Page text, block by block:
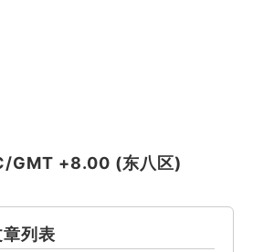
GMT +8.00 (东八区)
列表